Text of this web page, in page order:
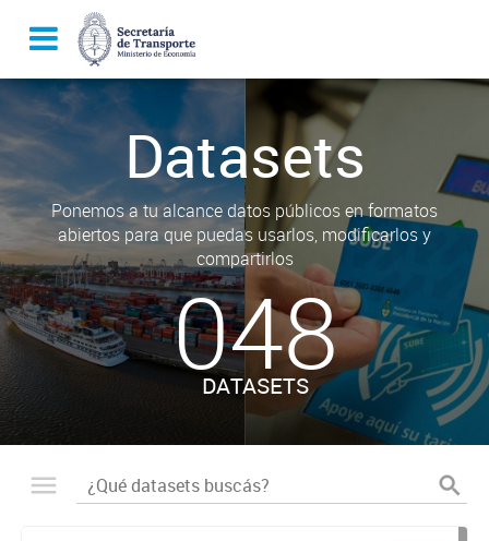
Datasets
Ponemos a tu alcance datos públicos en formatos
abiertos para que puedas usarlos, modificarlos y
compartirlos
048
DATASETS